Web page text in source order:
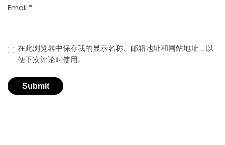
Email *
在此浏览器中保存我的显示名称、邮箱地址和网站地址，以
便下次评论时使用。